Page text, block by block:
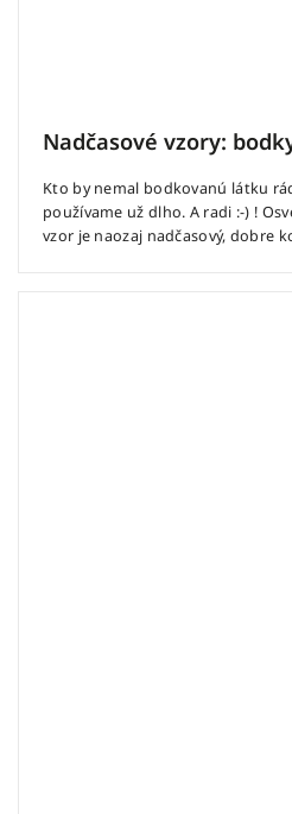
Nadčasové vzory:
Kto by nemal bodkovanú látku
používame už dlho. A radi :-) !
vzor je naozaj nadčasový, dobre